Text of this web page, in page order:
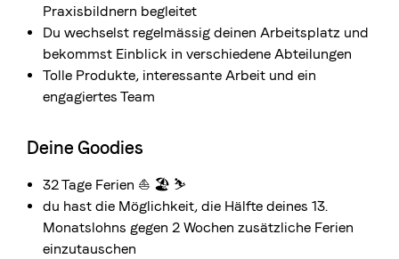
Praxisbildnern begleitet
Du wechselst regelmässig deinen Arbeitsplatz und
bekommst Einblick in verschiedene Abteilungen
Tolle Produkte, interessante Arbeit und ein
engagiertes Team
Deine Goodies
32 Tage Ferien ⛵️ 🏖️ ⛷️
du hast die Möglichkeit, die Hälfte deines 13.
Monatslohns gegen 2 Wochen zusätzliche Ferien
einzutauschen